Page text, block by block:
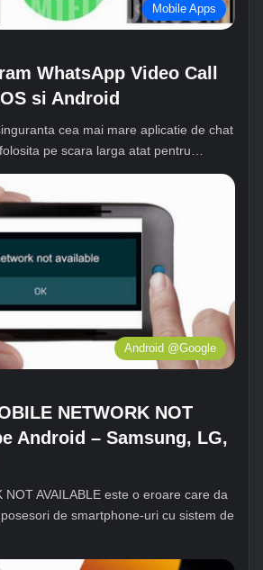
Mobile Apps
WhatsApp Video Call
si Android
cea mai mare aplicatie de chat
pe scara larga atat pentru…
Android @Google
NETWORK NOT
Android – Samsung, LG,
NOT AVAILABLE este o eroare care da
de smartphone-uri cu sistem de